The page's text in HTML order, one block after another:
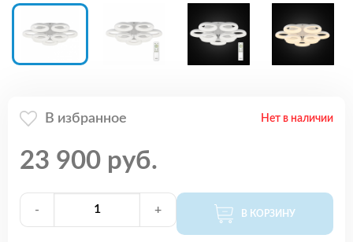
В избранное Нет в наличии
23 900 руб.
- + В КОРЗИНУ